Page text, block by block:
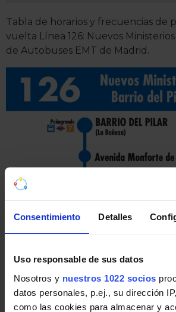
Consentimiento Detalles
Uso responsable de sus datos
Nosotros y nuestros 1022 socios
datos personales, p.ej., su dirección
como las cookies para almacenar y
Tabla de horarios y frecuencias de
vuelta Línea 126: Nuevos
de Autobuses EMT de Madrid.
Pincha en la imagen para ampliarla a
Últimos avisos de
Noticias, novedades e incidencias
Madrid en Madrid: